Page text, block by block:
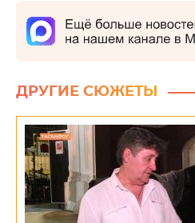
ДРУГИЕ СЮЖЕТЫ